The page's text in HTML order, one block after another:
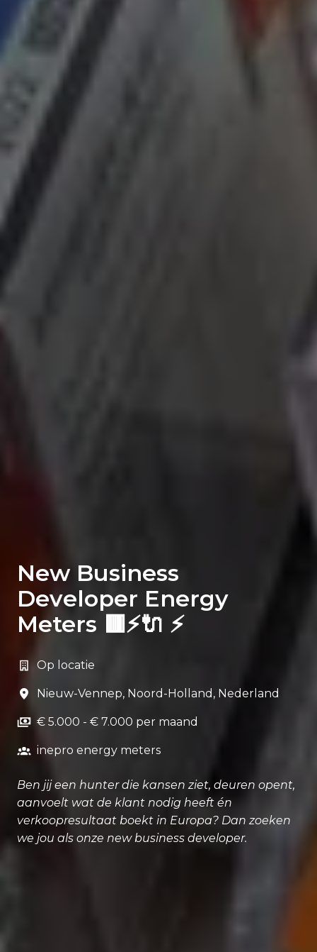
New Business
Developer Energy
Meters 🟥⚡️🔌 ⚡️
Op locatie
Nieuw-Vennep, Noord-Holland , Nederland
€ 5.000 - € 7.000 per maand
inepro energy meters
Ben jij een hunter die kansen ziet, deuren opent,
aanvoelt wat de klant nodig heeft én
verkoopresultaat boekt in Europa? Dan zoeken
we jou als onze new business developer.